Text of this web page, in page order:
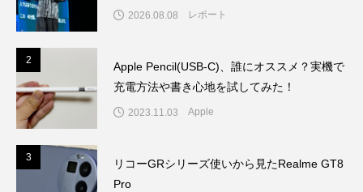
2026.08.08 レポート
2
Apple Pencil(USB-C)、誰にオススメ？実機で
充電方法や書き心地を試してみた！
2023.11.03 Apple
3
リコーGRシリーズ使いから見たRealme GT8
Pro